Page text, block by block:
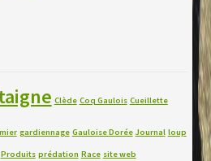
Clède Coq Gaulois Cueillette
gardiennage Gauloise Dorée Journal loup
Produits prédation Race site web